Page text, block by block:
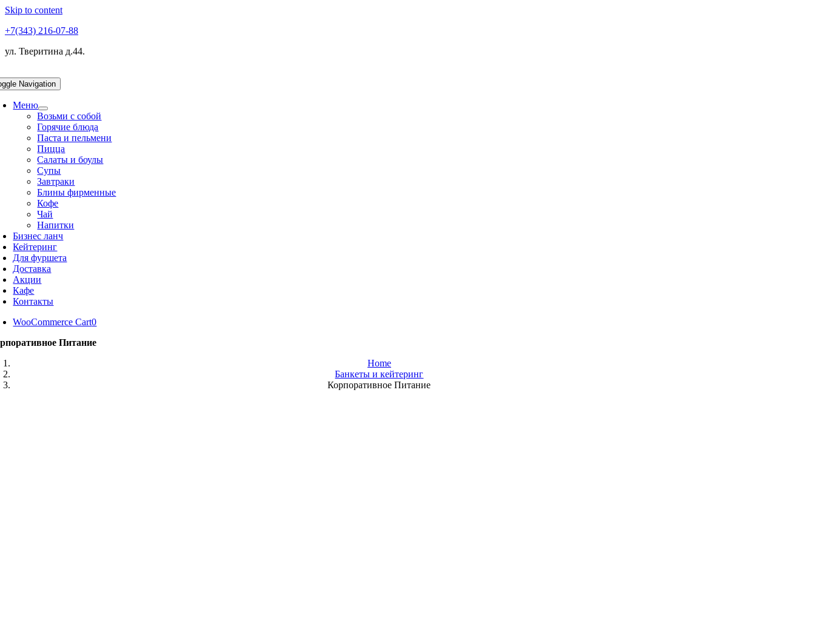
Skip to content
+7(343) 216-07-88
ул. Тверитина д.44.
Navigation
Меню
Возьми с собой
Горячие блюда
Паста и пельмени
Пицца
Салаты и боулы
Супы
Завтраки
Блины фирменные
Кофе
Чай
Напитки
Бизнес ланч
Кейтеринг
Для фуршета
Доставка
Акции
Кафе
Контакты
WooCommerce Cart0
Питание
Home
Банкеты и кейтеринг
Корпоративное Питание